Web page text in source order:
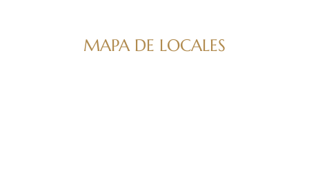
MAPA DE LOCALES